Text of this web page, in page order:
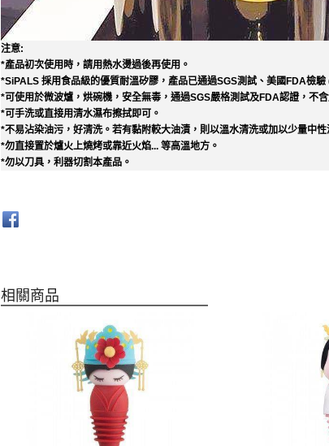
注意:
*產品初次使用時，請用熱水燙過後再使用。
*SiPALS 採用食品級的優質耐溫矽膠，產品已通過SGS測試、美國FDA檢
*可使用於微波爐，烘碗機，安全無毒，通過SGS嚴格測試及FDA認證，不
*可手洗或直接用清水濕布擦拭即可。
*不易沾染油污，好清洗。若有黏附較大油漬，則以溫水清洗或加以少量中性
*勿直接置於爐火上燒烤或靠近火焰... 等高溫地方。
*勿以刀具，利器切割本產品。
相關商品